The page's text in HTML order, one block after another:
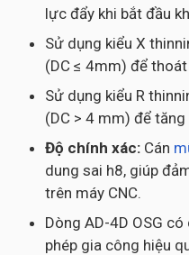
lực đẩy khi bắt đầu
Sử dụng kiểu X
(DC ≤ 4mm) để
Sử dụng kiểu R
(DC > 4 mm) để
Độ chính xác: Cán
dung sai h8, giúp
trên máy CNC.
Dòng AD-4D OSG
phép gia công hiệu